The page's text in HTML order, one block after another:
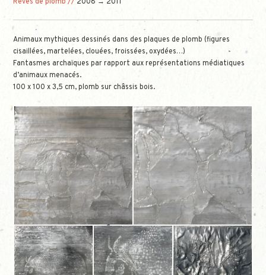
Animaux mythiques dessinés dans des plaques de plomb (figures
cisaillées, martelées, clouées, froissées, oxydées…)
Fantasmes archaïques par rapport aux représentations médiatiques
d’animaux menacés.
100 x 100 x 3,5 cm, plomb sur châssis bois.